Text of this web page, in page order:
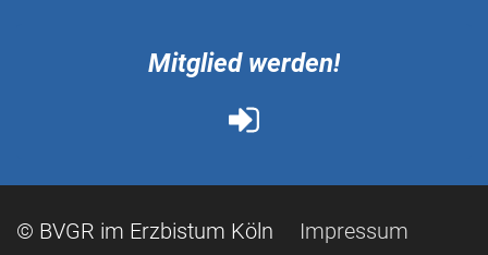
Mitglied werden!
© BVGR im Erzbistum Köln
Impressum